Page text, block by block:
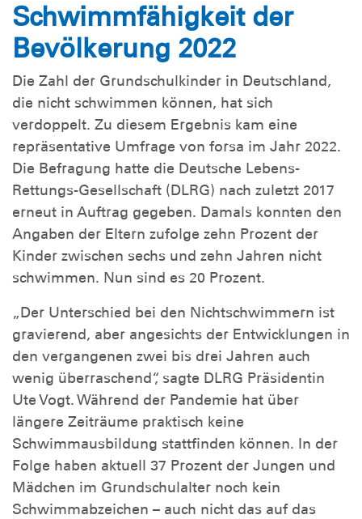
Schwimmfähigkeit der
Bevölkerung 2022
Die Zahl der Grundschulkinder in Deutschland,
die nicht schwimmen können, hat sich
verdoppelt. Zu diesem Ergebnis kam eine
repräsentative Umfrage von forsa im Jahr 2022.
Die Befragung hatte die Deutsche Lebens-
Rettungs-Gesellschaft (DLRG) nach zuletzt 2017
erneut in Auftrag gegeben. Damals konnten den
Angaben der Eltern zufolge zehn Prozent der
Kinder zwischen sechs und zehn Jahren nicht
schwimmen. Nun sind es 20 Prozent.
„Der Unterschied bei den Nichtschwimmern ist
gravierend, aber angesichts der Entwicklungen in
den vergangenen zwei bis drei Jahren auch
wenig überraschend“, sagte DLRG Präsidentin
Ute Vogt. Während der Pandemie hat über
längere Zeiträume praktisch keine
Schwimmausbildung stattfinden können. In der
Folge haben aktuell 37 Prozent der Jungen und
Mädchen im Grundschulalter noch kein
Schwimmabzeichen – auch nicht das auf das